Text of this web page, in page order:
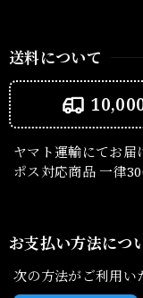
送料について
ヤマト運輸にてお届
ポス対応商品 一律
お支払い方法につ
次の方法がご利用い